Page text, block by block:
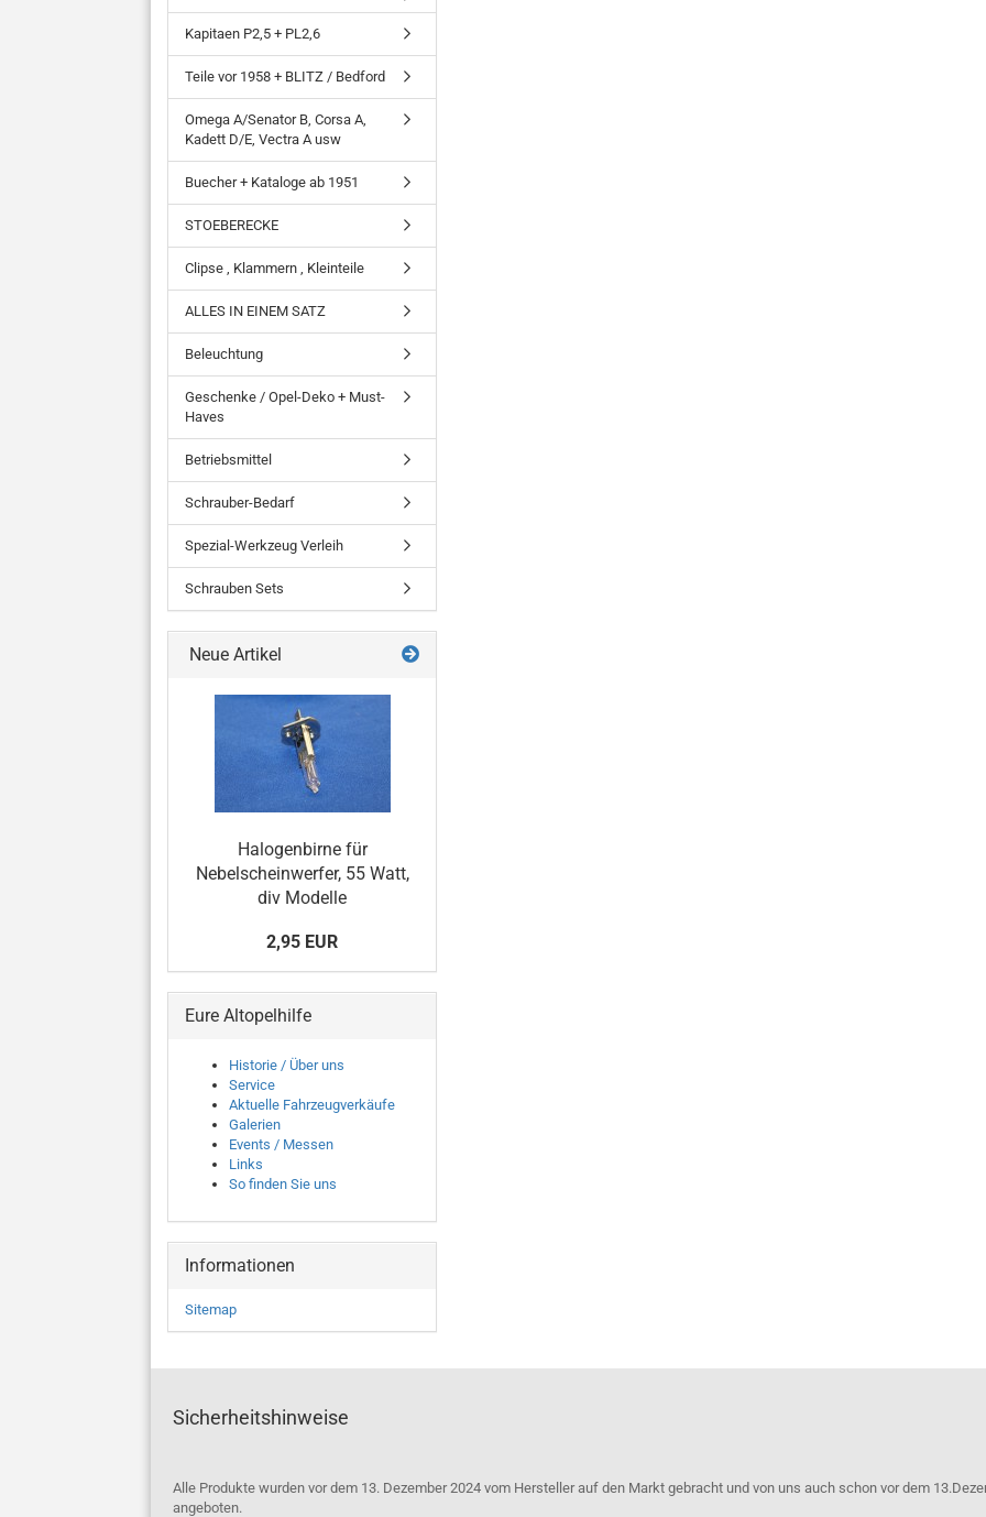
Kapitaen P2,5 + PL2,6
Teile vor 1958 + BLITZ / Bedford
Omega A/Senator B, Corsa A,
Kadett D/E, Vectra A usw
Buecher + Kataloge ab 1951
STOEBERECKE
Clipse , Klammern , Kleinteile
ALLES IN EINEM SATZ
Beleuchtung
Geschenke / Opel-Deko + Must-
Haves
Betriebsmittel
Schrauber-Bedarf
Spezial-Werkzeug Verleih
Schrauben Sets
Neue Artikel
Halogenbirne für
Nebelscheinwerfer, 55 Watt,
div Modelle
2,95 EUR
Eure Altopelhilfe
Historie / Über uns
Service
Aktuelle Fahrzeugverkäufe
Galerien
Events / Messen
Links
So finden Sie uns
Informationen
Sitemap
Sicherheitshinweise
Alle Produkte wurden vor dem 13. Dezember 2024 vom Hersteller auf den Markt gebracht und von uns auch schon vor dem
angeboten.